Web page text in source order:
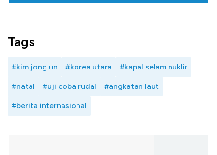
Tags
#kim jong un #korea utara #kapal selam nuklir
#natal #uji coba rudal #angkatan laut
#berita internasional